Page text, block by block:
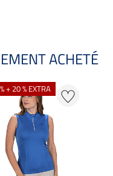
ACHETÉ
+ 20 % EXTRA